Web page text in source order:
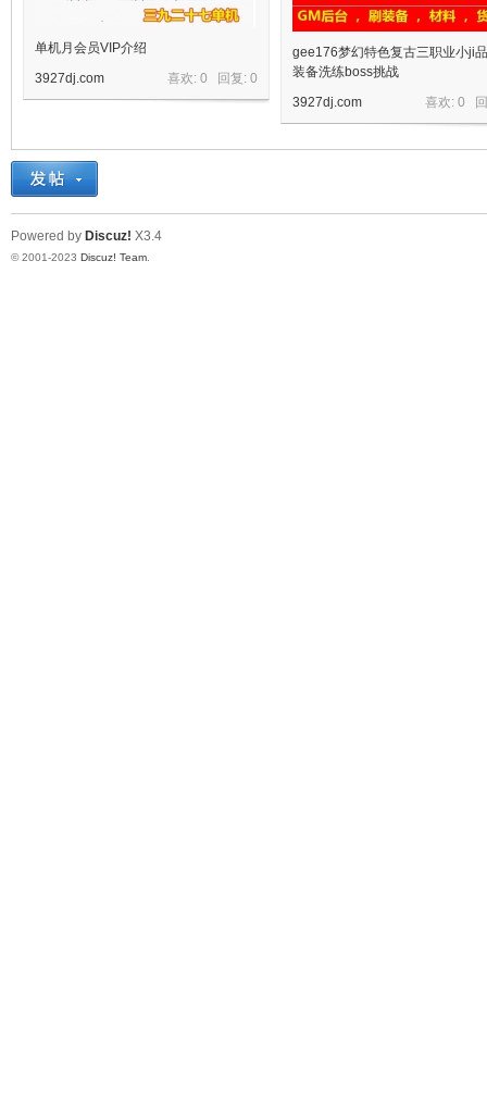
单机月会员VIP介绍
喜欢: 0 回复: 0
3927dj.com
gee176梦幻特色复古三职业小ji
装备洗练boss挑战
喜欢: 0
3927dj.com
Powered by Discuz! X3.4
© 2001-2023 Discuz! Team.